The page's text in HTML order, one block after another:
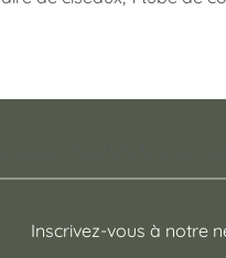
Inscrivez-vous à notre